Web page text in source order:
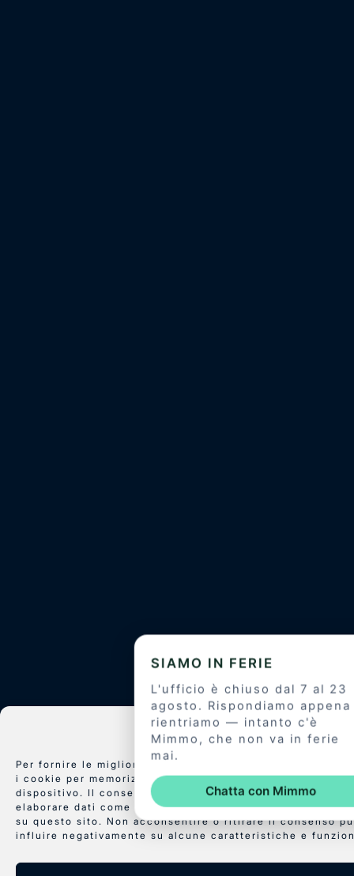
Cookies
Per fornire le migliori esperienze, utilizziamo tecnologie
i cookie per memorizzare e/o accedere alle informazioni
dispositivo. Il consenso a queste tecnologie ci
elaborare dati come il comportamento di navigazione o
su questo sito. Non acconsentire o ritirare il consenso
influire negativamente su alcune caratteristiche e
SIAMO IN FERIE
agosto. Rispondiamo appena
Mimmo, che non va in ferie